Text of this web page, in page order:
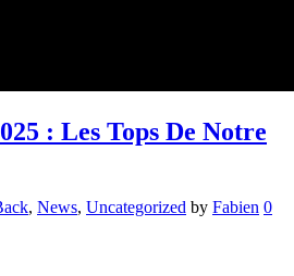
: Les Tops De Notre
, News, Uncategorized by Fabien 0